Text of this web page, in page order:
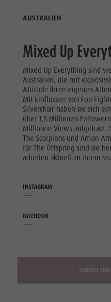
AUSTRALIEN
Mixed Up
Mixed Up Everything sind
Australien, die mit
Attitüde ihren eigenen
Mit Einflüssen von Foo
Silverchair haben sie sich
über 1,5 Millionen
Millionen Views aufgebaut.
The Scorpions und Amon
für The Offspring sind sie
arbeiten aktuell an ihrem
INSTAGRAM
FACEBOOK
ZURÜCK